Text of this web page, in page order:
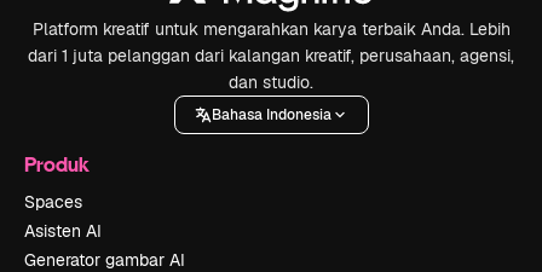
Platform kreatif untuk mengarahkan karya terbaik Anda. Lebih
dari 1 juta pelanggan dari kalangan kreatif, perusahaan, agensi,
dan studio.
Bahasa Indonesia
Produk
Spaces
Asisten AI
Generator gambar AI